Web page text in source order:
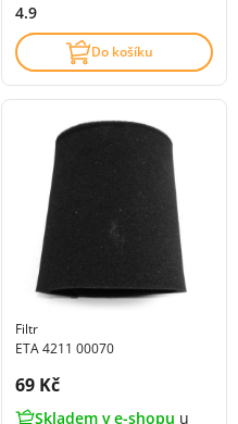
4.9
Do košíku
Filtr
ETA 4211 00070
Cena s DPH:
69 Kč
Skladem v e-shopu u